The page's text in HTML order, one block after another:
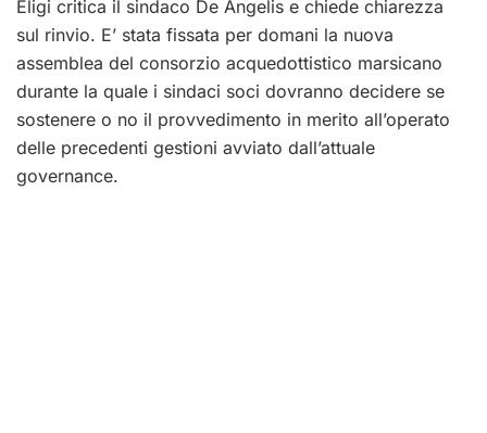
Eligi critica il sindaco De Angelis e chiede chiarezza
sul rinvio. E’ stata fissata per domani la nuova
assemblea del consorzio acquedottistico marsicano
durante la quale i sindaci soci dovranno decidere se
sostenere o no il provvedimento in merito all’operato
delle precedenti gestioni avviato dall’attuale
governance.